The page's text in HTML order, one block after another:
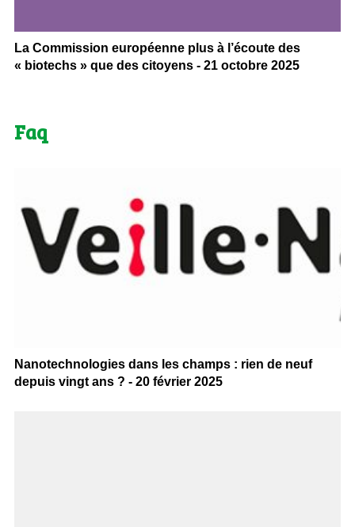
La Commission européenne plus à l’écoute des
« biotechs » que des citoyens - 21 octobre 2025
Faq
Nanotechnologies dans les champs : rien de neuf
depuis vingt ans ? - 20 février 2025